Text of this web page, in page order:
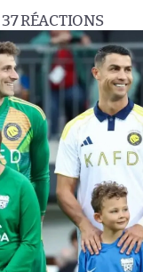
37RÉACTIONS